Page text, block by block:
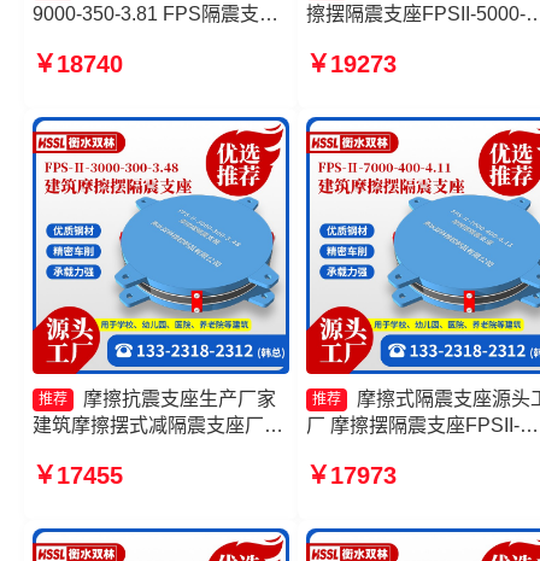
9000-350-3.81 FPS隔震支座
FJZQZ9000GD厂家 摩擦摆减
￥18740
擦摆隔震支座FPSII-5000-
震支座生产厂家 摩擦摆隔
￥19273
推荐
摩擦抗震支座生产厂家
建筑摩擦摆式减隔震支座厂家
300-3.48生产厂家 摩擦摆隔震
￥17455
推荐
摩擦式隔震支座源头
厂 摩擦摆隔震支座FPSII-
震支座FPSII-1000-350-
FPSII-2000-300-3.48厂家
￥17973